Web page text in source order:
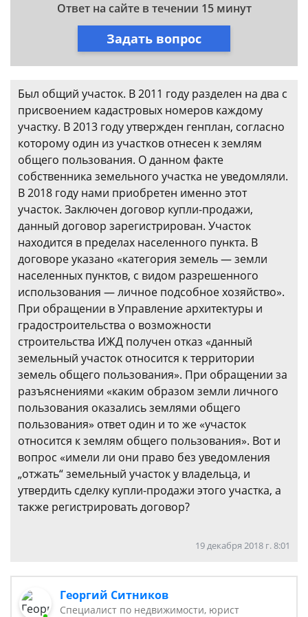
Ответ на сайте в течении 15 минут
Задать вопрос
Был общий участок. В 2011 году разделен на два с
присвоением кадастровых номеров каждому
участку. В 2013 году утвержден генплан, согласно
которому один из участков отнесен к землям
общего пользования. О данном факте
собственника земельного участка не уведомляли.
В 2018 году нами приобретен именно этот
участок. Заключен договор купли-продажи,
данный договор зарегистрирован. Участок
находится в пределах населенного пункта. В
договоре указано «категория земель — земли
населенных пунктов, с видом разрешенного
использования — личное подсобное хозяйство».
При обращении в Управление архитектуры и
градостроительства о возможности
строительства ИЖД получен отказ «данный
земельный участок относится к территории
земель общего пользования». При обращении за
разъяснениями «каким образом земли личного
пользования оказались землями общего
пользования» ответ один и то же «участок
относится к землям общего пользования». Вот и
вопрос «имели ли они право без уведомления
„отжать“ земельный участок у владельца, и
утвердить сделку купли-продажи этого участка, а
также регистрировать договор?
19 декабря 2018 г. 8:01
Георгий Ситников
Специалист по недвижимости, юрист